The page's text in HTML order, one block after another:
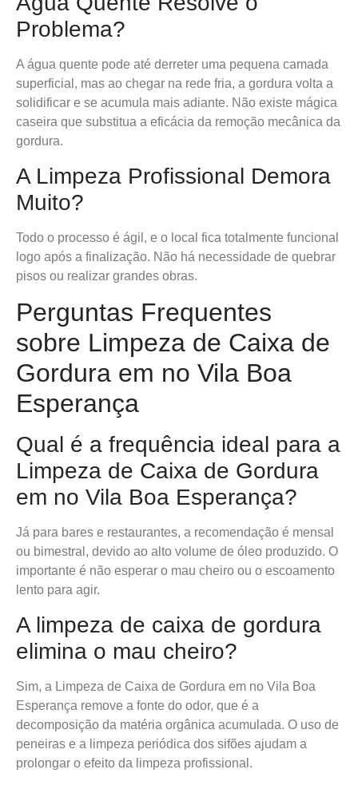
Problema?
A água quente pode até derreter uma pequena camada
superficial, mas ao chegar na rede fria, a gordura volta a
solidificar e se acumula mais adiante. Não existe mágica
caseira que substitua a eficácia da remoção mecânica da
gordura.
A Limpeza Profissional Demora
Muito?
Todo o processo é ágil, e o local fica totalmente funcional
logo após a finalização. Não há necessidade de quebrar
pisos ou realizar grandes obras.
Perguntas Frequentes
sobre Limpeza de Caixa de
Gordura em no Vila Boa
Esperança
Qual é a frequência ideal para a
Limpeza de Caixa de Gordura
em no Vila Boa Esperança?
Já para bares e restaurantes, a recomendação é mensal
ou bimestral, devido ao alto volume de óleo produzido. O
importante é não esperar o mau cheiro ou o escoamento
lento para agir.
A limpeza de caixa de gordura
elimina o mau cheiro?
Sim, a Limpeza de Caixa de Gordura em no Vila Boa
Esperança remove a fonte do odor, que é a
decomposição da matéria orgânica acumulada. O uso de
peneiras e a limpeza periódica dos sifões ajudam a
prolongar o efeito da limpeza profissional.